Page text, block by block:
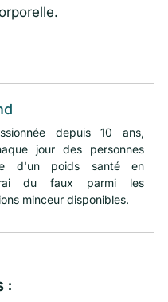
depuis 10 ans,
jour des personnes
d'un poids santé en
du faux parmi les
minceur disponibles.
: